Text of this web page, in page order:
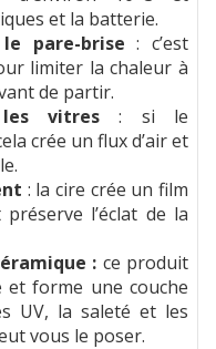
et la batterie.
pare-brise : c’est
limiter la chaleur à
de partir.
les vitres : si le
crée un flux d’air et
: la cire crée un film
l’éclat de la
: ce produit
et forme une couche
UV, la saleté et les
vous le poser.